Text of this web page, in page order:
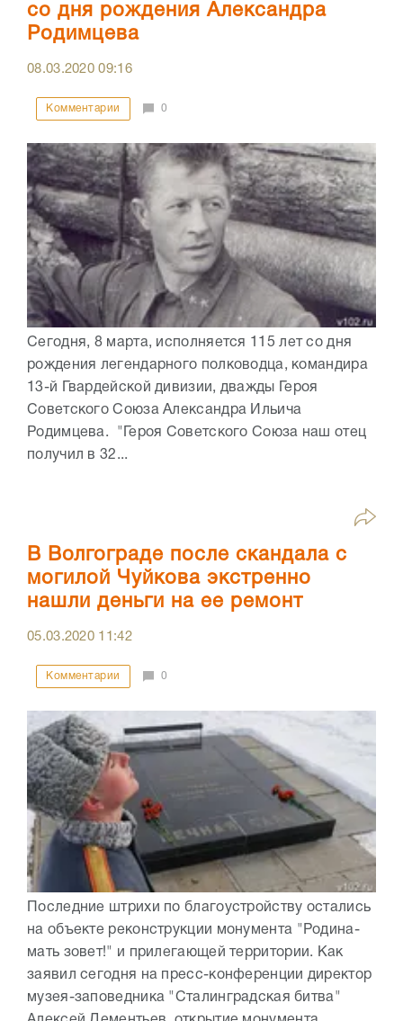
со дня рождения Александра
Родимцева
08.03.202009:16
Комментарии 0
Сегодня, 8 марта, исполняется 115 лет со дня
рождения легендарного полководца, командира
13-й Гвардейской дивизии, дважды Героя
Советского Союза Александра Ильича
Родимцева. "Героя Советского Союза наш отец
получил в 32...
В Волгограде после скандала с
могилой Чуйкова экстренно
нашли деньги на ее ремонт
05.03.2020 11:42
Комментарии 0
Последние штрихи по благоустройству остались
на объекте реконструкции монумента "Родина-
мать зовет!" и прилегающей территории. Как
заявил сегодня на пресс-конференции директор
музея-заповедника "Сталинградская битва"